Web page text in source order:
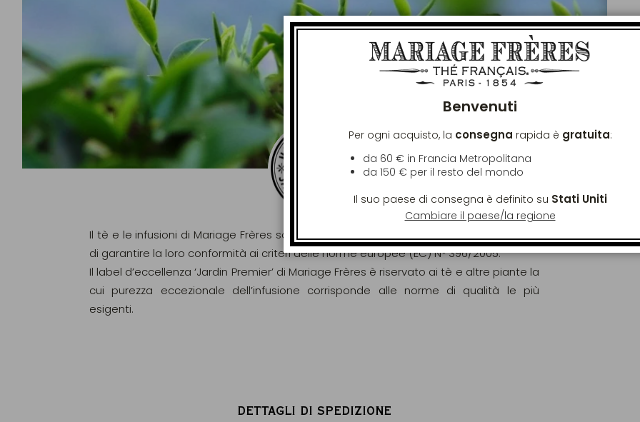
Il tè e le infusioni di Mariage Frères sono rigorosamente analizzati e controllati al fine
di garantire la loro conformità ai criteri delle norme europee (EC) N° 396/2005.
Il label d’eccellenza ‘Jardin Premier’ di Mariage Frères è riservato ai tè e altre piante la
cui purezza eccezionale dell’infusione corrisponde alle norme di qualità le più
esigenti.
DETTAGLI DI SPEDIZIONE
Benvenuti
Per ogni acquisto, la consegna rapida è gratuita:
da 60 € in Francia Metropolitana
da 150 € per il resto del mondo
Il suo paese di consegna è definito su Stati Uniti
Cambiare il paese/la regione